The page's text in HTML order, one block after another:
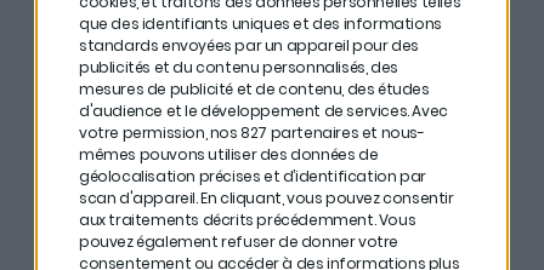
que des identifiants uniques et des informations
standards envoyées par un appareil pour des
publicités et du contenu personnalisés, des
mesures de publicité et de contenu, des études
d'audience et le développement de services.Avec
votre permission, nos 827 partenaires et nous-
mêmes pouvons utiliser des données de
géolocalisation précises et d’identification par
scan d'appareil. En cliquant, vous pouvez consentir
aux traitements décrits précédemment. Vous
pouvez également refuser de donner votre
consentement ou accéder à des informations plus
# Si vous êtes propriétaire d’un hôtel, Maïlys Rebora
vous conseille de ne pas vendre tout de suite. Par
contre, vous pouvez y investir.
# La demande s’est beaucoup déplacée en Bretagne
et dans certaines régions comme la région Rhône-
Alpes par exemple où vous pouvez réaliser de jolies
marges.